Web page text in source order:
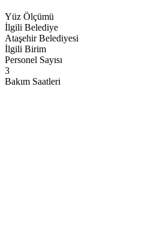
Yüz Ölçümü
İlgili Belediye
Ataşehir Belediyesi
İlgili Birim
Personel Sayısı
3
Bakım Saatleri